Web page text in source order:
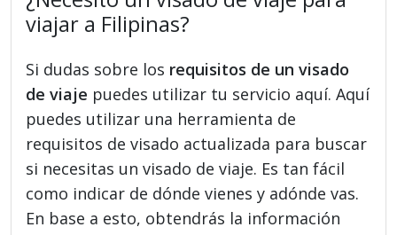
viajar a Filipinas?
Si dudas sobre los requisitos de un visado
de viaje puedes utilizar tu servicio aquí. Aquí
puedes utilizar una herramienta de
requisitos de visado actualizada para buscar
si necesitas un visado de viaje. Es tan fácil
como indicar de dónde vienes y adónde vas.
En base a esto, obtendrás la información